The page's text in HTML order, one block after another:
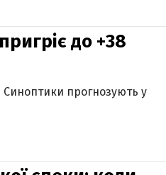
до +38
Синоптики прогнозують у